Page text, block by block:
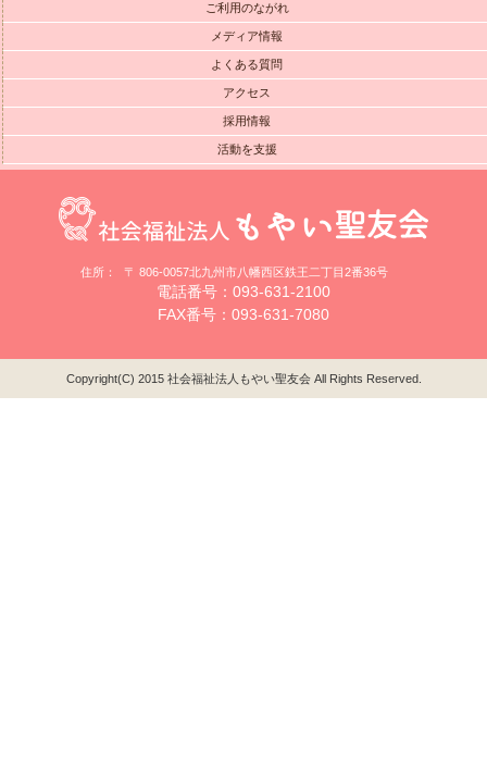
ご利用のながれ
メディア情報
よくある質問
アクセス
採用情報
活動を支援
住所： 〒 806-0057北九州市八幡西区鉄王二丁目2番36号
電話番号：093-631-2100
FAX番号：093-631-7080
Copyright(C) 2015 社会福祉法人もやい聖友会 All Rights Reserved.